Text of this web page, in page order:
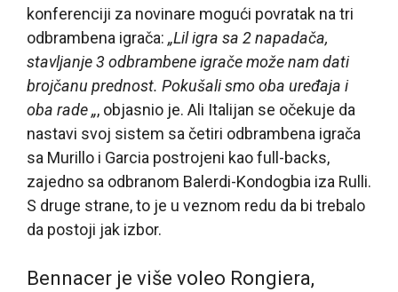
konferenciji za novinare mogući povratak na tri
odbrambena igrača: „Lil igra sa 2 napadača,
stavljanje 3 odbrambene igrače može nam dati
brojčanu prednost. Pokušali smo oba uređaja i
oba rade „, objasnio je. Ali Italijan se očekuje da
nastavi svoj sistem sa četiri odbrambena igrača
sa Murillo i Garcia postrojeni kao full-backs,
zajedno sa odbranom Balerdi-Kondogbia iza Rulli.
S druge strane, to je u veznom redu da bi trebalo
da postoji jak izbor.
Bennacer je više voleo Rongiera,